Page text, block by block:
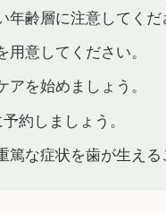
齢層に注意してくだ
意してください。
を始めましょう。
約しましょう。
な症状を歯が生え